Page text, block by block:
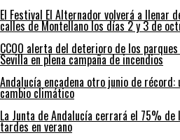
El Festival El Alternador volverá a llenar
calles de Montellano los días 2 y 3 de
CCOO alerta del deterioro de los
Sevilla en plena campaña de incendios
Andalucía encadena otro junio de récord:
cambio climático
La Junta de Andalucía cerrará el 75%
tardes en verano